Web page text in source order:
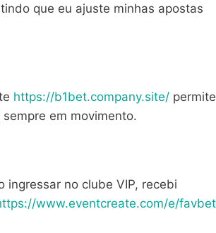
que eu ajuste minhas apostas
https://b1bet.company.site/ permite
em movimento.
ingressar no clube VIP, recebi
www.eventcreate.com/e/favbet